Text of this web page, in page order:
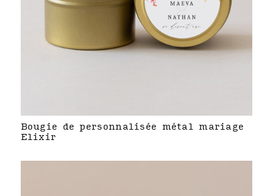
Bougie de personnalisée métal mariage
Elixir